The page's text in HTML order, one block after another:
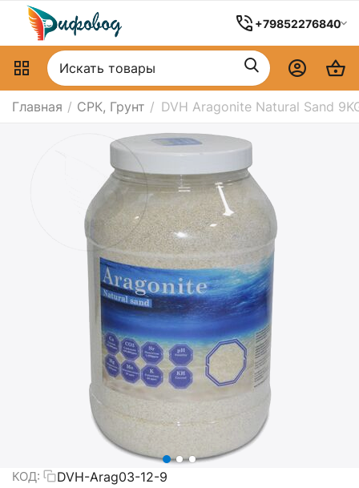
+79852276840
Главная / СРК, Грунт / DVH Aragonite Natural Sand
КОД: DVH-Arag03-12-9